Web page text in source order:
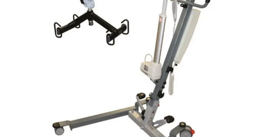
Accessoires Salle de bain
Vêtements & Chaussures
0.00 €